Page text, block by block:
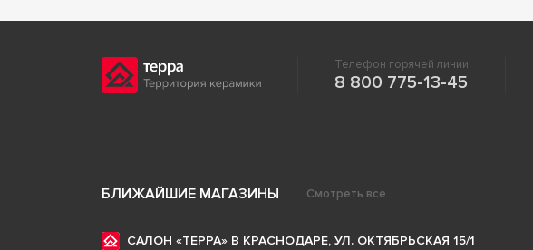
Телефон горячей линии
8 800 775-13-45
БЛИЖАЙШИЕ МАГАЗИНЫ Смотреть все
САЛОН «ТЕРРА» В КРАСНОДАРЕ, УЛ. ОКТЯБРЬСКАЯ 15/1